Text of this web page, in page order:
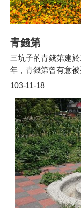
在廟前有一廣場，
會有茶及日用雜貨
為信仰中心，當時
等。現今三坑老街
「步廊式街屋」不
似。屋內的牆以夯
屋外可以看到在窗
還有吊卸物品及防
購物，就會用二樓
熟的人就會沿窗戶
櫻花啤酒屋櫻花啤
客家都稱啤酒為麥
前的雜貨店的劉信
外，還有賣酒，櫻
日據時代桃園大圳
好，有能力買的，
水的工人。
青錢第
103-11-18
三坑子的青錢第建
年，青錢第曾有意
被列入三級古蹟，
從張揮公--十八郎--
後代。不僅僅是當
初張姓的祖先在做
都非常的同心，有
錢」做為脤災之用
四處流通，因為「
換，因此皇帝嘉許
實張家真正的堂號
郡，因此張家後來